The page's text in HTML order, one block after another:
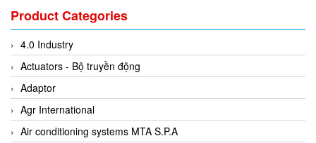
3CTEST Vietnam
4B VietNam Vietnam
ABB Vietnam
AC Infinity Vietnam
AC&E Telecommunications
AC&T Vietnam
Product Categories
4.0 Industry
Actuators - Bộ truyền động
Adaptor
Agr International
Air conditioning systems MTA S.P.A